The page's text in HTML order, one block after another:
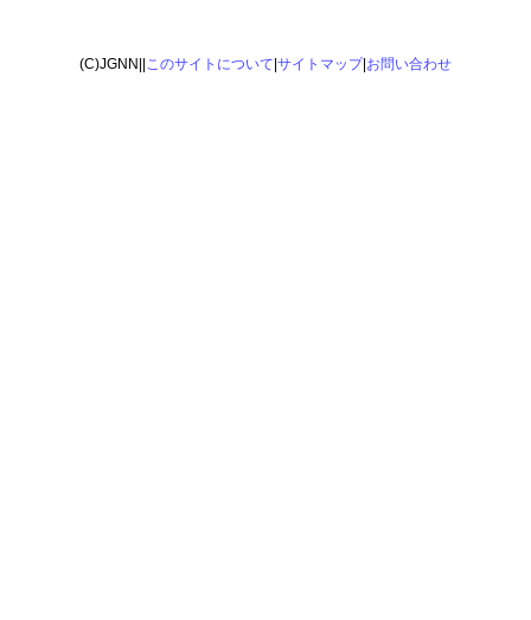
(C)JGNN|| このサイトについて サイトマップ| お問い合わせ